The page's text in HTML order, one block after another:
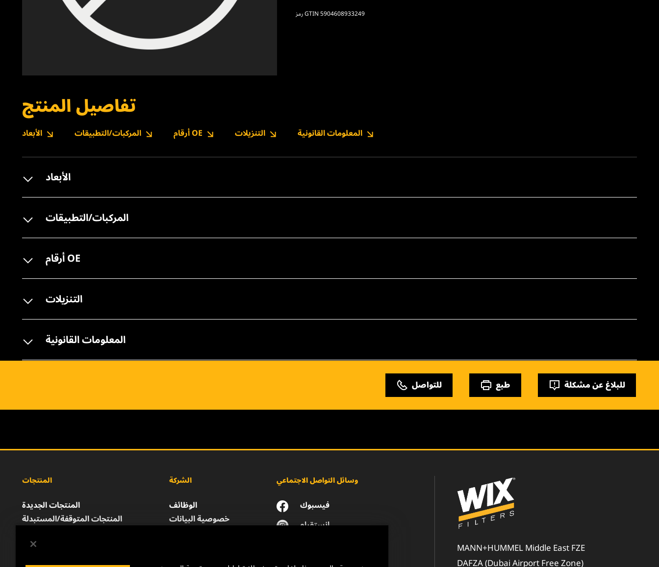
رمز GTIN 5904608933249
تفاصيل المنتج
الأبعاد المركبات/التطبيقات أرقام OE التنزيلات المعلومات القانونية
الأبعاد
المركبات/التطبيقات
أرقام OE
التنزيلات
المعلومات القانونية
للتواصل طبع للبلاغ عن مشكلة
المنتجات
المنتجات الجديدة
المنتجات المتوقفة/المستبدلة
الشركة
الوظائف
خصوصية البيانات
وسائل التواصل الاجتماعي
فيسبوك
انستقرام
MANN+HUMMEL Middle East FZE